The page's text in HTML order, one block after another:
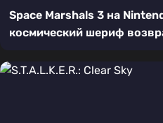
Space Marshals 3 на
космический шериф